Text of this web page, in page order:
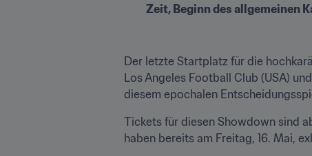
Zeit, Beginn des allgemeinen
Der letzte Startplatz für die
Los Angeles Football Club (USA)
diesem epochalen
Tickets für diesen Showdown sind
haben bereits am Freitag, 16. Mai,